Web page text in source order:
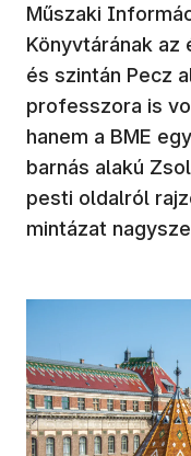
Műszaki
Könyvtárának az
és szintán Pecz
professzora is
hanem a BME
barnás alakú
pesti oldalról
mintázat